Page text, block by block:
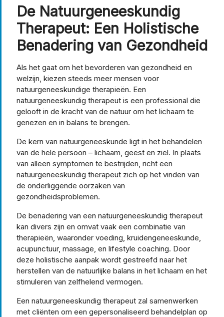
De Natuurgeneeskundig
Therapeut: Een Holistische
Benadering van Gezondheid
Als het gaat om het bevorderen van gezondheid en
welzijn, kiezen steeds meer mensen voor
natuurgeneeskundige therapieën. Een
natuurgeneeskundig therapeut is een professional die
gelooft in de kracht van de natuur om het lichaam te
genezen en in balans te brengen.
De kern van natuurgeneeskunde ligt in het behandelen
van de hele persoon – lichaam, geest en ziel. In plaats
van alleen symptomen te bestrijden, richt een
natuurgeneeskundig therapeut zich op het vinden van
de onderliggende oorzaken van
gezondheidsproblemen.
De benadering van een natuurgeneeskundig therapeut
kan divers zijn en omvat vaak een combinatie van
therapieën, waaronder voeding, kruidengeneeskunde,
acupunctuur, massage, en lifestyle coaching. Door
deze holistische aanpak wordt gestreefd naar het
herstellen van de natuurlijke balans in het lichaam en het
stimuleren van zelfhelend vermogen.
Een natuurgeneeskundig therapeut zal samenwerken
met cliënten om een gepersonaliseerd behandelplan op